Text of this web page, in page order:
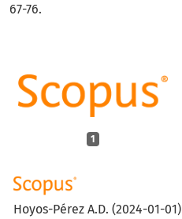
1
Hoyos-Pérez A.D. (2024-01-01)
67-76.